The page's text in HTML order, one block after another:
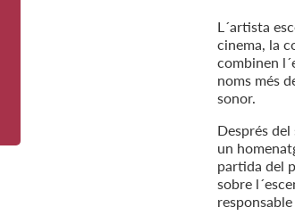
L´artista
cinema, la
combinen
noms més
sonor.
Després
un
partida del
sobre